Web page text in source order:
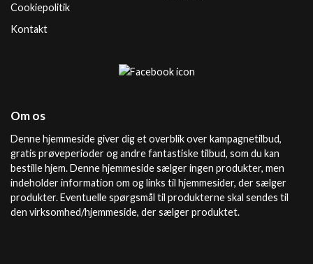
Cookiepolitik
Kontakt
Om os
Denne hjemmeside giver dig et overblik over kampagnetilbud,
gratis prøveperioder og andre fantastiske tilbud, som du kan
bestille hjem. Denne hjemmeside sælger ingen produkter, men
indeholder information om og links til hjemmesider, der sælger
produkter. Eventuelle spørgsmål til produkterne skal sendes til
den virksomhed/hjemmeside, der sælger produktet.